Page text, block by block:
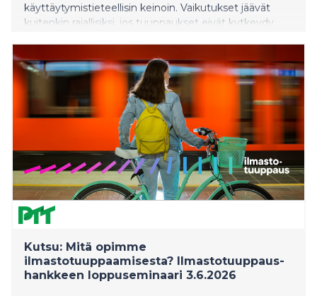
käyttäytymistieteellisin keinoin. Vaikutukset jäävät
kuitenkin rajallisiksi, jos tuuppaukset eivät kytkeydy
Kutsu: Mitä opimme
ilmastotuuppaamisesta? Ilmastotuuppaus-
hankkeen loppuseminaari 3.6.2026